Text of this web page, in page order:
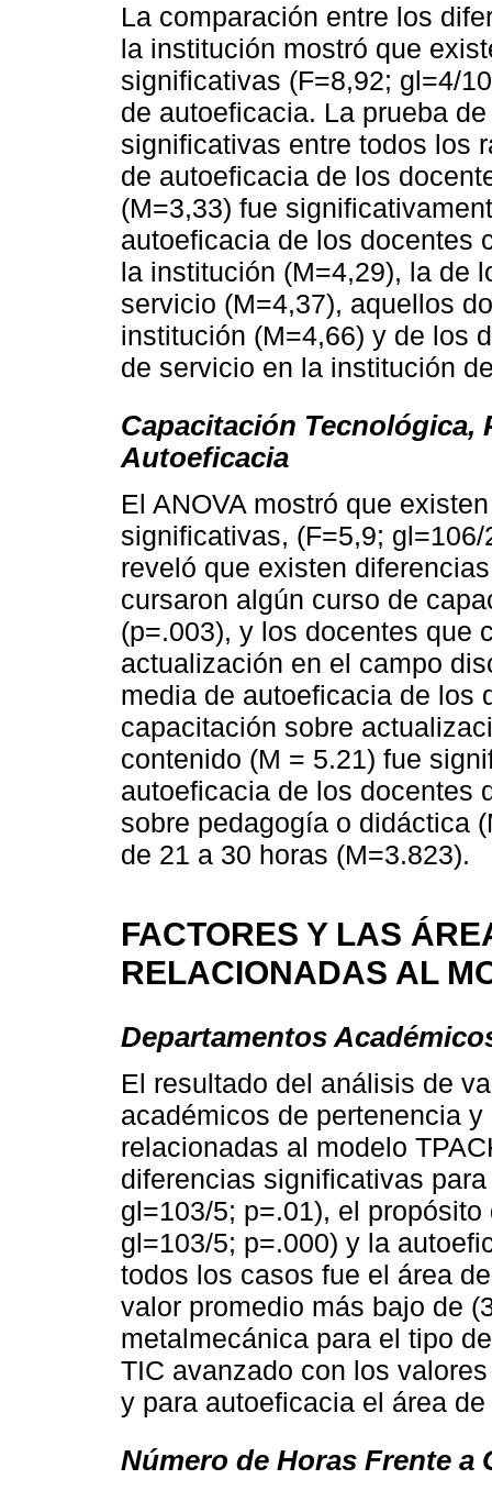
La comparación entre los
la institución mostró que
significativas (F=8,92; gl=4/
de autoeficacia. La prueba
significativas entre todos los
de autoeficacia de los
(M=3,33) fue
autoeficacia de los docentes
la institución (M=4,29), la de
servicio (M=4,37), aquellos
institución (M=4,66) y de los
de servicio en la institución
Capacitación Tecnológica,
Autoeficacia
El ANOVA mostró que
significativas, (F=5,9;
reveló que existen
cursaron algún curso de
(p=.003), y los docentes que
actualización en el campo
media de autoeficacia de los
capacitación sobre
contenido (M = 5.21) fue
autoeficacia de los docentes
sobre pedagogía o didáctica
de 21 a 30 horas (M=3.823).
FACTORES Y LAS
RELACIONADAS AL
Departamentos
El resultado del análisis de
académicos de pertenencia
relacionadas al modelo
diferencias significativas
gl=103/5; p=.01), el
gl=103/5; p=.000) y la
todos los casos fue el área
valor promedio más bajo de
metalmecánica para el tipo
TIC avanzado con los
y para autoeficacia el área
Número de Horas Frente a